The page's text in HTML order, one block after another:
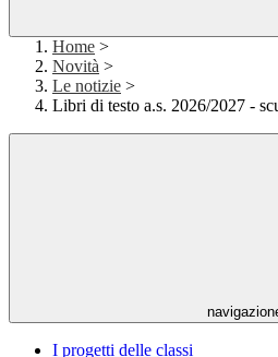
Home >
Novità >
Le notizie >
Libri di testo a.s. 2026/2027 -
I progetti delle classi